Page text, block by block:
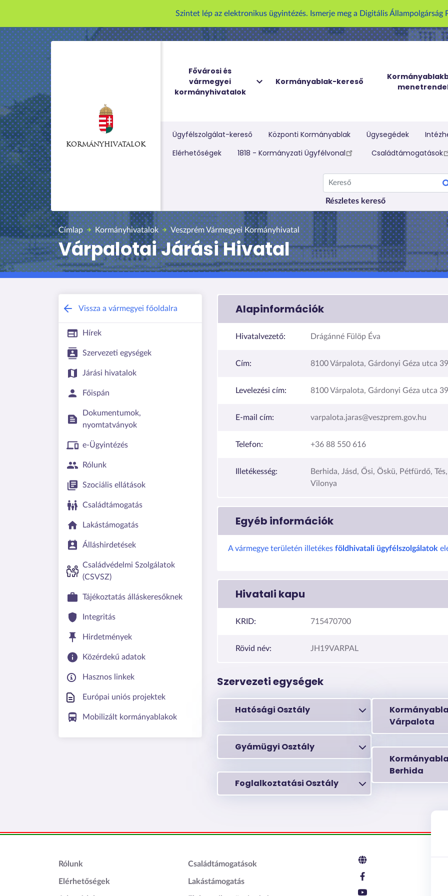
Szintet lép az elektronikus ügyintézés. Ismerje meg a Digitális Állampolgárság
KORMÁNYHIVATALOK
Fővárosi és
vármegyei
kormányhivatalok
Kormányablak-kereső
Kereső melletti menü
Ügyfélszolgálat-kereső Központi Kormányablak Ügysegédek
Elérhetőségek
1818 - Kormányzati Ügyfélvonal Családtámogatások
Kereső
Részletes kereső
Címlap Kormányhivatalok Veszprém Vármegyei Kormányhivatal
Várpalotai Járási Hivatal
Vissza a vármegyei főoldalra
Hírek
Szervezeti egységek
Járási hivatalok
Főispán
Dokumentumok,
nyomtatványok
e-Ügyintézés
Rólunk
Szociális ellátások
Családtámogatás
Lakástámogatás
Álláshirdetések
Családvédelmi Szolgálatok
(CSVSZ)
Tájékoztatás álláskeresőknek
Integritás
Hirdetmények
Közérdekű adatok
Hasznos linkek
Európai uniós projektek
Mobilizált kormányablakok
Alapinformációk
Hivatalvezető: Drágánné Fülöp Éva
Cím: 8100 Várpalota, Gárdonyi Géza utca
Levelezési cím: 8100 Várpalota, Gárdonyi Géza utca
E-mail cím: varpalota.jaras@veszprem.gov.hu
Telefon: +36 88 550 616
Illetékesség:
Berhida, Jásd, Ősi, Öskü, Pétfürdő,
Vilonya
Egyéb információk
A vármegye területén illetékes földhivatali ügyfélszolgálatok
Hivatali kapu
KRID: 715470700
Rövid név: JH19VARPAL
Szervezeti egységek
Hatósági Osztály
Gyámügyi Osztály
Foglalkoztatási Osztály
Várpalota
Berhida
Lábléc1
Rólunk
Elérhetőségek
Lábléc2
Családtámogatások
Lakástámogatás